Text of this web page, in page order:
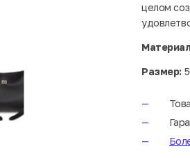
целом
Размер: